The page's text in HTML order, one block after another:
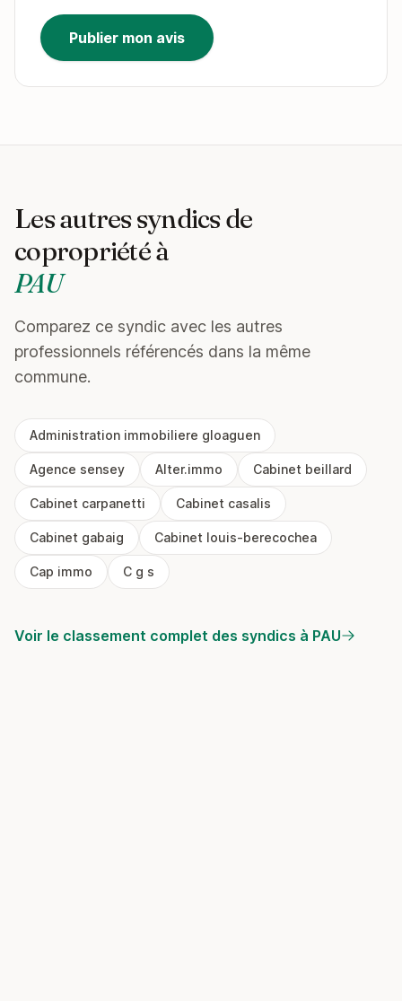
Publier mon avis
Les autres syndics de
copropriété à
PAU
Comparez ce syndic avec les autres
professionnels référencés dans la même
commune.
Administration immobiliere gloaguen
Agence sensey Alter.immo Cabinet beillard
Cabinet carpanetti Cabinet casalis
Cabinet gabaig Cabinet louis-berecochea
Cap immo C g s
Voir le classement complet des syndics à PAU